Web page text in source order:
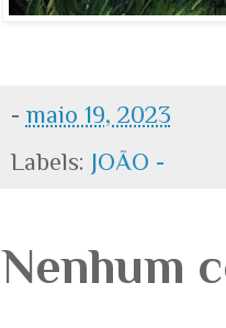
- maio 19, 2023
Labels: JOÃO -
Nenhum